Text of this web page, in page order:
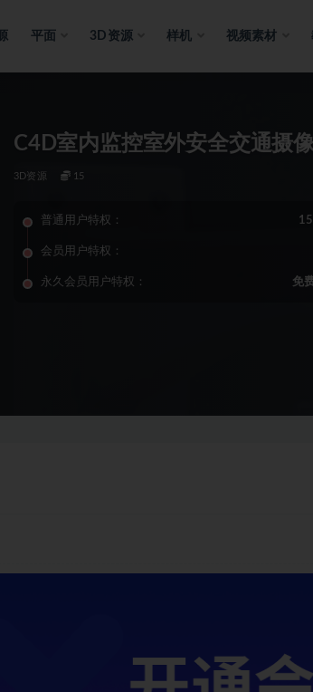
平面 3D资源 样机 视频素材
C4D室内监控室外安全交通摄
3D资源 15
普通用户特权：
会员用户特权：
永久会员用户特权： 免